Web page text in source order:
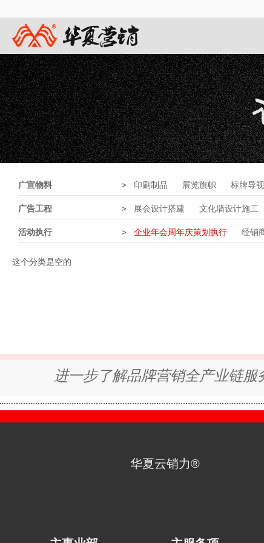
广宣物料 > 印刷制品 展览旗帜 标牌导视
广告工程 > 展会设计搭建 文化墙设计施工
活动执行 > 企业年会周年庆策划执行 经销
这个分类是空的
进一步了解品牌营销全产业链服
华夏云销力®